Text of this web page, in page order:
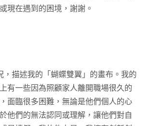
現在遇到的困境，謝謝。
，描述我的「蝴蝶雙翼」的畫布。我的
有一些因為照顧家人離開職場很久的
面臨很多困難，無論是他們個人的心
他們的無法認同或理解，讓他們對自